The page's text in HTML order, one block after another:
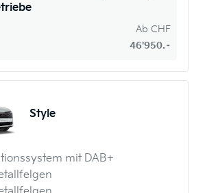
Ab CHF
46'950.–
Style
mit DAB+